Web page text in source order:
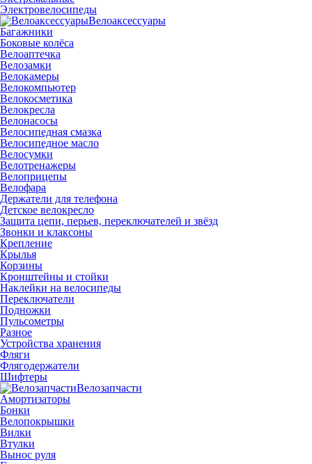
Электровелосипеды
Велоаксессуары
Багажники
Боковые колёса
Велоаптечка
Велозамки
Велокамеры
Велокомпьютер
Велокосметика
Велокресла
Велонасосы
Велосипедная смазка
Велосипедное масло
Велосумки
Велотренажеры
Велоприцепы
Велофара
Держатели для телефона
Детское велокресло
Защита цепи, перьев, переключателей и звёзд
Звонки и клаксоны
Крепление
Крылья
Корзины
Кронштейны и стойки
Наклейки на велосипеды
Переключатели
Подножки
Пульсометры
Разное
Устройства хранения
Фляги
Флягодержатели
Шифтеры
Велозапчасти
Амортизаторы
Бонки
Велопокрышки
Вилки
Втулки
Вынос руля